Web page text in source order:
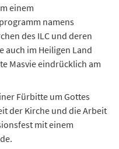
einem
namens
des ILC und deren
auch im Heiligen Land
Masvie eindrücklich am
Fürbitte um Gottes
der Kirche und die Arbeit
mit einem